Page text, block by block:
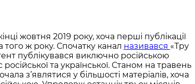
жовтня 2019 року, хоча перші публікації
ж року. Спочатку канал називався «Тру
публікувався виключно російською
та української. Станом на травень
з’являтися у більшості матеріалів, хоча